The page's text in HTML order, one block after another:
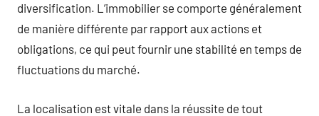
diversification. L’immobilier se comporte généralement
de manière différente par rapport aux actions et
obligations, ce qui peut fournir une stabilité en temps de
fluctuations du marché.
La localisation est vitale dans la réussite de tout